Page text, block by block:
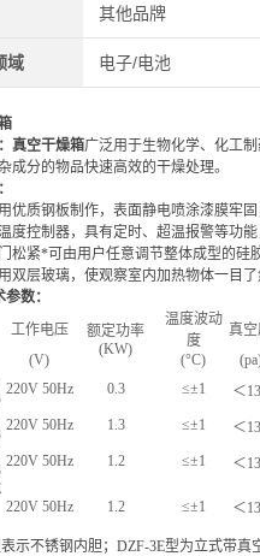
其他品牌
域 电子/电池
真空干燥箱广泛用于生物化学、化工
成分的物品快速高效的干燥处理。
优质钢板制作，表面静电喷涂漆膜牢
度控制器，具有定时、超温报警等功能
松紧*可由用户任意调节整体成型的硅
双层玻璃，使观察室内加热物体一目了
数：
工作电压
额定功率
(KW)
温度波动
度
真
(V)
(°C)
220V 50Hz 0.3 ≤±1 ＜
220V 50Hz 1.3 ≤±1 ＜
220V 50Hz 1.2 ≤±1 ＜
220V 50Hz
1.2 ≤±1 ＜
示不锈钢内胆；DZF-3E型为立式带真